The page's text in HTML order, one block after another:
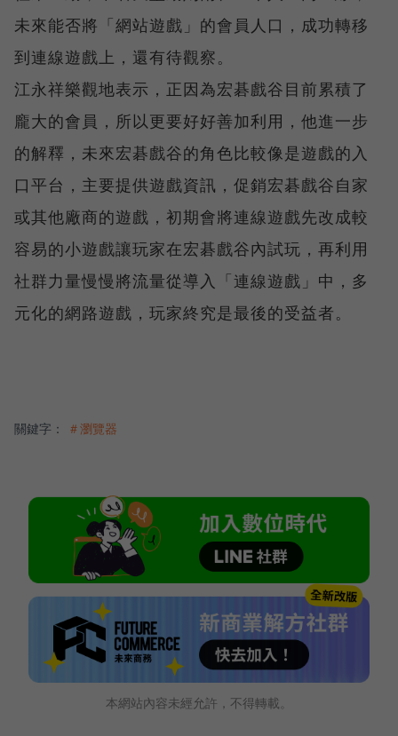
未來能否將「網站遊戲」的會員人口，成功轉移
到連線遊戲上，還有待觀察。
江永祥樂觀地表示，正因為宏碁戲谷目前累積了
龐大的會員，所以更要好好善加利用，他進一步
的解釋，未來宏碁戲谷的角色比較像是遊戲的入
口平台，主要提供遊戲資訊，促銷宏碁戲谷自家
或其他廠商的遊戲，初期會將連線遊戲先改成較
容易的小遊戲讓玩家在宏碁戲谷內試玩，再利用
社群力量慢慢將流量從導入「連線遊戲」中，多
元化的網路遊戲，玩家終究是最後的受益者。
關鍵字： ＃瀏覽器
本網站內容未經允許，不得轉載。